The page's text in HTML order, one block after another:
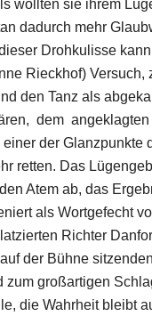
wollten sie ihrem
dadurch mehr
Drohkulisse
Rieckhof) Versuch,
den Tanz als
dem angeklagten
der Glanzpunkte
retten. Das
Atem ab, das
als Wortgefecht
Richter
der Bühne
zum großartigen
die Wahrheit bleibt